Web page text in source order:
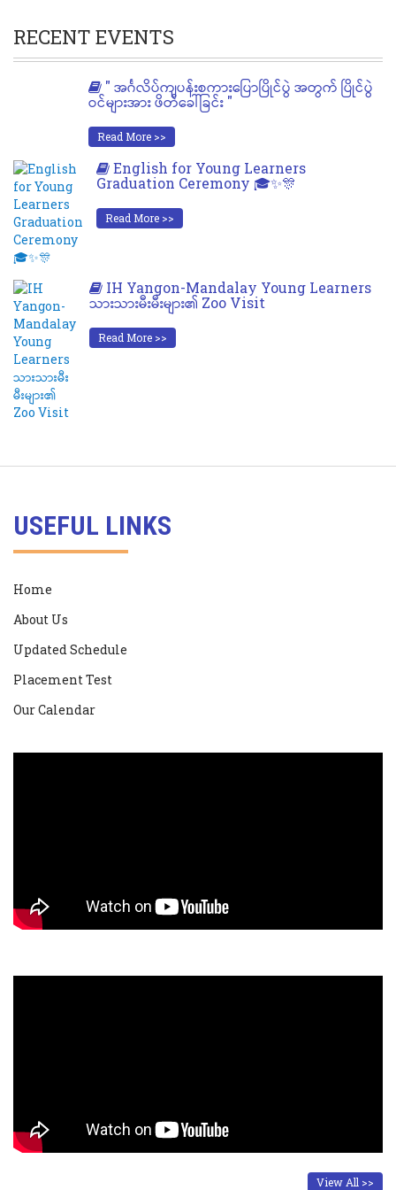
RECENT EVENTS
" အင်္ဂလိပ်ကျပန်းစကားပြောပြိုင်ပွဲ အတွက် ပြိုင်ပွဲ
ဝင်များအား ဖိတ်ခေါ်ခြင်း "
Read More >>
English for Young Learners
Graduation Ceremony 🎓✨🎊
Read More >>
IH Yangon-Mandalay Young Learners
သားသားမီးမီးများ၏ Zoo Visit
Read More >>
USEFUL LINKS
Home
About Us
Updated Schedule
Placement Test
Our Calendar
View All >>